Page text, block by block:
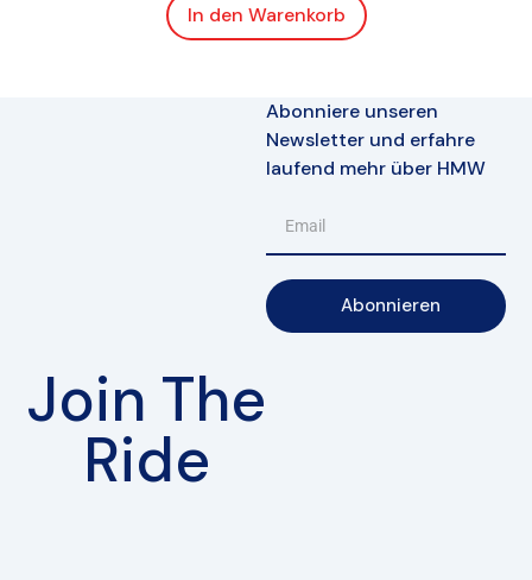
In den Warenkorb
Join The
Ride
Abonniere unseren
Newsletter und erfahre
laufend mehr über HMW
Abonnieren